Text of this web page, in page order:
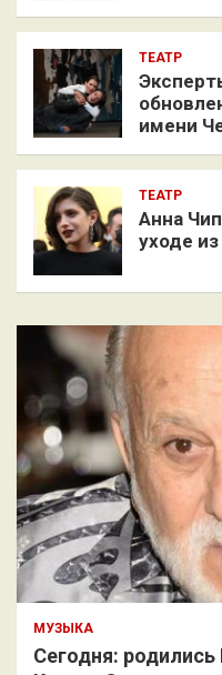
ТЕАТР
имени
ТЕАТР
Анна
уходе
МУЗЫКА
Сегодня: